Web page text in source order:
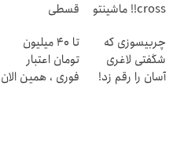
cross!! ماشینتو
قسطی
چربیسوزی که
شگفتی لاغری
آسان را رقم زد!
تا 40 میلیون
تومان اعتبار
فوری ، همین الان